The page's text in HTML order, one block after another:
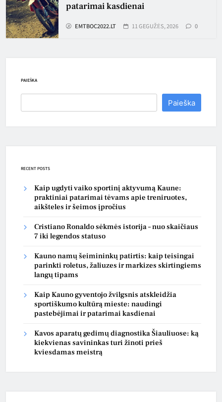
patarimai kasdienai
EMTBOC2022.LT 11 GEGUŽĖS, 2026 0
PAIEŠKA
Paieška
RECENT POSTS
Kaip ugdyti vaiko sportinį aktyvumą Kaune:
praktiniai patarimai tėvams apie treniruotes,
aikšteles ir šeimos įpročius
Cristiano Ronaldo sėkmės istorija – nuo skaičiaus
7 iki legendos statuso
Kauno namų šeimininkų patirtis: kaip teisingai
parinkti roletus, žaliuzes ir markizes skirtingiems
langų tipams
Kaip Kauno gyventojo žvilgsnis atskleidžia
sportiškumo kultūrą mieste: naudingi
pastebėjimai ir patarimai kasdienai
Kavos aparatų gedimų diagnostika Šiauliuose: ką
kiekvienas savininkas turi žinoti prieš
kviesdamas meistrą